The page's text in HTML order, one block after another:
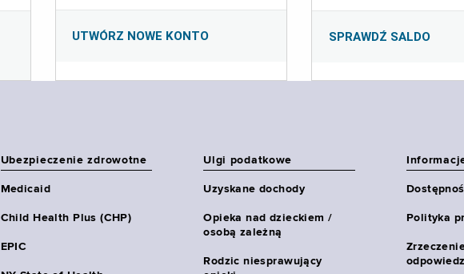
UTWÓRZ NOWE KONTO SPRAWDŹ SALDO
Ubezpieczenie zdrowotne
Medicaid
Child Health Plus (CHP)
EPIC
Ulgi podatkowe
Uzyskane dochody
Opieka nad dzieckiem /
osobą zależną
Rodzic niesprawujący
Polityka